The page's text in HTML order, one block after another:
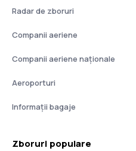
Radar de zboruri
Companii aeriene
Companii aeriene naţionale
Aeroporturi
Informații bagaje
Zboruri populare